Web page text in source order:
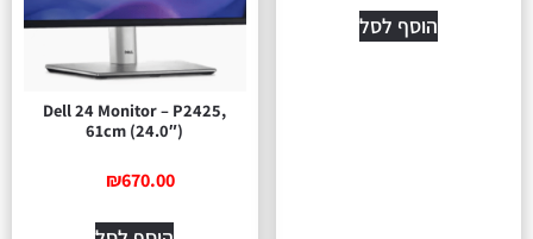
הוסף לסל
Dell 24 Monitor – P2425,
61cm (24.0″)
₪670.00